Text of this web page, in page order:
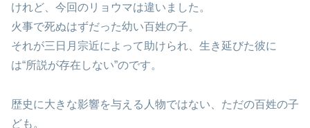
けれど、今回のリョウマは違いました。
火事で死ぬはずだった幼い百姓の子。
それが三日月宗近によって助けられ、生き延びた彼に
は“所説が存在しない”のです。
歴史に大きな影響を与える人物ではない、ただの百姓の子
ども。